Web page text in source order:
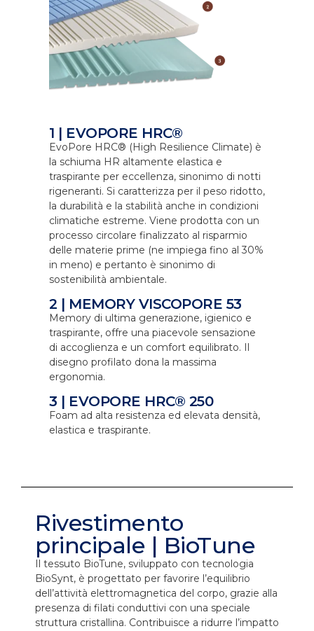
1 | EVOPORE HRC®
EvoPore HRC® (High Resilience Climate) è
la schiuma HR altamente elastica e
traspirante per eccellenza, sinonimo di notti
rigeneranti. Si caratterizza per il peso ridotto,
la durabilità e la stabilità anche in condizioni
climatiche estreme. Viene prodotta con un
processo circolare finalizzato al risparmio
delle materie prime (ne impiega fino al 30%
in meno) e pertanto è sinonimo di
sostenibilità ambientale.
2 | MEMORY VISCOPORE 53
Memory di ultima generazione, igienico e
traspirante, offre una piacevole sensazione
di accoglienza e un comfort equilibrato. Il
disegno profilato dona la massima
ergonomia.
3 | EVOPORE HRC® 250
Foam ad alta resistenza ed elevata densità,
elastica e traspirante.
Rivestimento
principale | BioTune
Il tessuto BioTune, sviluppato con tecnologia
BioSynt, è progettato per favorire l’equilibrio
dell’attività elettromagnetica del corpo, grazie alla
presenza di filati conduttivi con una speciale
struttura cristallina. Contribuisce a ridurre l’impatto